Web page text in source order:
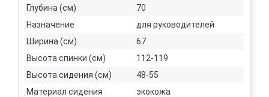
Глубина (см)
70
Назначение
для руководителей
Ширина (см)
67
Высота спинки (см)
112-119
Высота сидения (см)
48-55
Материал сидения
экокожа